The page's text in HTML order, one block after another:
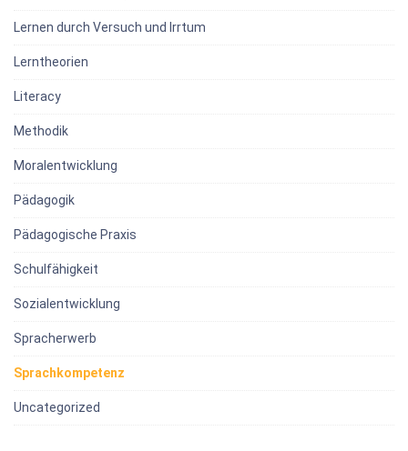
Lernen durch Versuch und Irrtum
Lerntheorien
Literacy
Methodik
Moralentwicklung
Pädagogik
Pädagogische Praxis
Schulfähigkeit
Sozialentwicklung
Spracherwerb
Sprachkompetenz
Uncategorized